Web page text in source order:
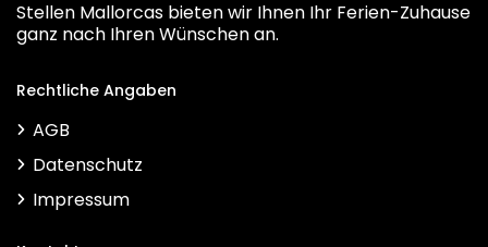
Stellen Mallorcas bieten wir Ihnen Ihr Ferien-Zuhause
ganz nach Ihren Wünschen an.
Rechtliche Angaben
AGB
Datenschutz
Impressum